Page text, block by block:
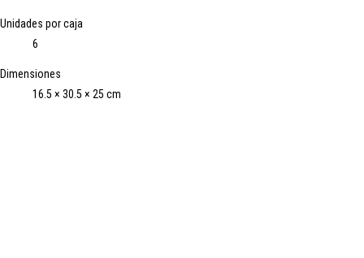
Unidades por caja
6
Dimensiones
16.5 × 30.5 × 25 cm